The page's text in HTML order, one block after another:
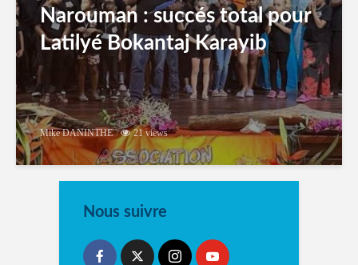
Narouman : succés total pour
Latilyé Bokantaj Karayib
Mike DANINTHE 21 views
Nous suivre